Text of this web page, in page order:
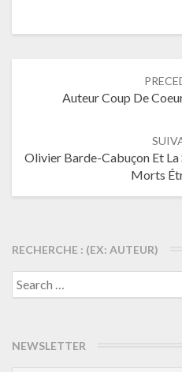
Auteur Coup De
Olivier Barde-Cabuçon Et La
Morts
RECHERCHE : (EX: AUTEUR)
Search
for:
NEWSLETTER